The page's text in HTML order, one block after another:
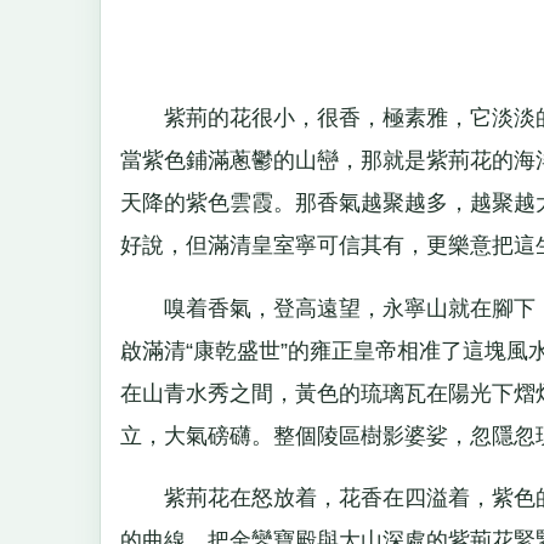
紫荊的花很小，很香，極素雅，它淡淡
當紫色鋪滿蔥鬱的山巒，那就是紫荊花的
天降的紫色雲霞。那香氣越聚越多，越聚
好說，但滿清皇室寧可信其有，更樂意把
嗅着香氣，登高遠望，永寧山就在腳下
啟滿清“康乾盛世”的雍正皇帝相准了這塊
在山青水秀之間，黃色的琉璃瓦在陽光下
立，大氣磅礴。整個陵區樹影婆娑，忽隱
紫荊花在怒放着，花香在四溢着，紫色